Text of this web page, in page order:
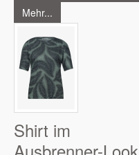
Mehr...
Shirt im